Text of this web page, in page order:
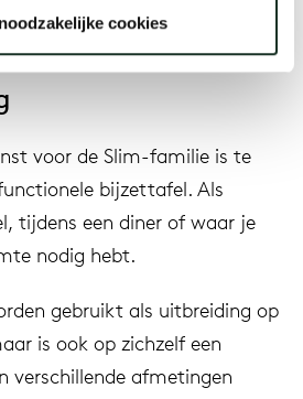
cookies
voor de Slim-familie is te
bijzettafel. Als
tijdens een diner of waar je
nodig hebt.
gebruikt als uitbreiding op
is ook op zichzelf een
verschillende afmetingen